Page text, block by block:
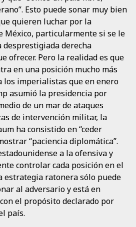
Esto puede sonar muy bien
quieren luchar por la
México, particularmente si se le
desprestigiada derecha
ofrecer. Pero la realidad es que
en una posición mucho más
los imperialistas que en enero
asumió la presidencia por
de un mar de ataques
de intervención militar, la
ha consistido en “ceder
“paciencia diplomática”.
a la ofensiva y
controlar cada posición en el
estrategia ratonera sólo puede
al adversario y está en
el propósito declarado por
país.